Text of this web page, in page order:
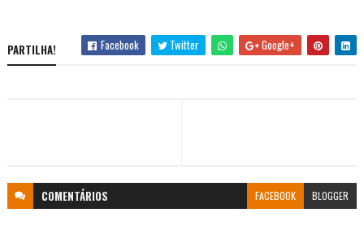
PARTILHA! Facebook Twitter Google+
COMENTÁRIOS FACEBOOK BLOGGER